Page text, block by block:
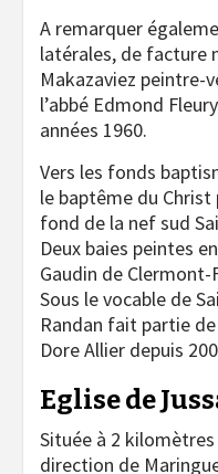
A remarquer
latérales, de facture
Makazaviez peintre-
l’abbé Edmond
années 1960.
Vers les fonds
le baptême du
fond de la nef sud
Deux baies peintes
Gaudin de Clermont-
Sous le vocable de
Randan fait partie
Dore Allier depuis
Eglise de
Située à 2
direction de